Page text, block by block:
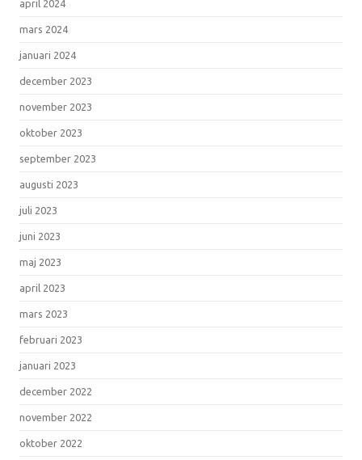
april 2024
mars 2024
januari 2024
december 2023
november 2023
oktober 2023
september 2023
augusti 2023
juli 2023
juni 2023
maj 2023
april 2023
mars 2023
februari 2023
januari 2023
december 2022
november 2022
oktober 2022